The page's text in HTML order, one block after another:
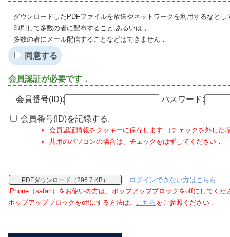
ダウンロードしたPDFファイルを放送やネットワークを利用するなど
印刷して多数の者に配布すること,あるいは，
多数の者にメール配信することなどはできません．
同意する
会員認証が必要です．
会員番号(ID): パスワード:
会員番号(ID)を記録する.
会員認証情報をクッキーに保存します.（チェックを外した
共用のパソコンの場合は、チェックをはずしてください．
PDFダウンロード（296.7 KB）
ログインできない方はこちら
iPhone（safari）をお使いの方は、ポップアップブロックをoffにしてくだ
ポップアップブロックをoffにする方法は、 こちら をご参照ください．